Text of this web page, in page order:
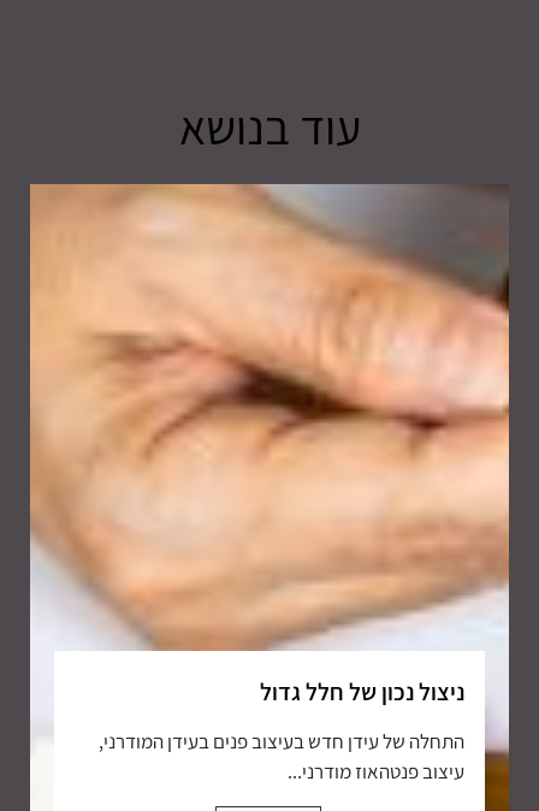
עוד בנושא
ניצול נכון של חלל גדול
התחלה של עידן חדש בעיצוב פנים בעידן המודרני,
עיצוב פנטהאוז מודרני...